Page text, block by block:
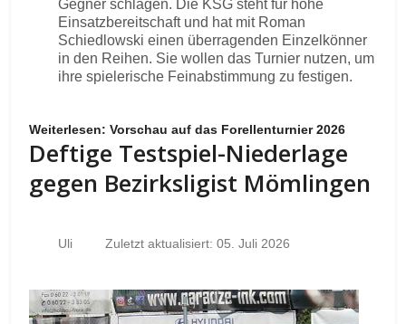
Gegner schlagen. Die KSG steht für hohe
Einsatzbereitschaft und hat mit Roman
Schiedlowski einen überragenden Einzelkönner
in den Reihen. Sie wollen das Turnier nutzen, um
ihre spielerische Feinabstimmung zu festigen.
Weiterlesen: Vorschau auf das Forellenturnier 2026
Deftige Testspiel-Niederlage
gegen Bezirksligist Mömlingen
Uli Zuletzt aktualisiert: 05. Juli 2026